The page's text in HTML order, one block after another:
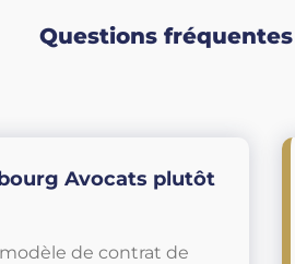
Questions
Avocats plutôt
de contrat de